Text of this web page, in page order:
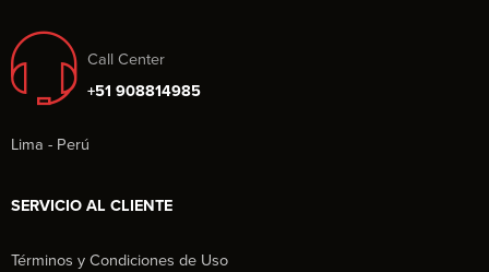
Call Center
+51 908814985
Lima - Perú
SERVICIO AL CLIENTE
Términos y Condiciones de Uso